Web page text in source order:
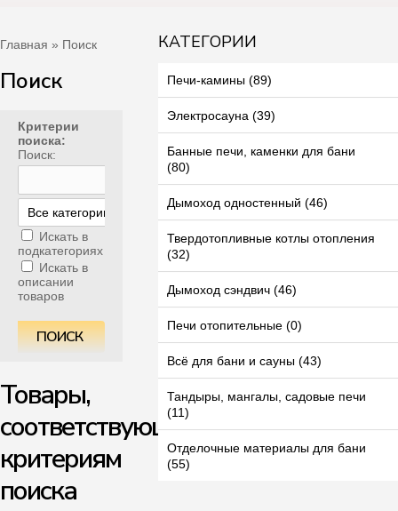
КАТЕГОРИИ
Печи-камины (89)
Электросауна (39)
Банные печи, каменки для бани
(80)
Дымоход одностенный (46)
Твердотопливные котлы отопления
(32)
Дымоход сэндвич (46)
Печи отопительные (0)
Всё для бани и сауны (43)
Тандыры, мангалы, садовые печи
(11)
Отделочные материалы для бани
(55)
Главная » Поиск
Поиск
Критерии
поиска:
Поиск:
Искать в
подкатегориях
Искать в
описании
товаров
Товары,
соответствующие
критериям
поиска